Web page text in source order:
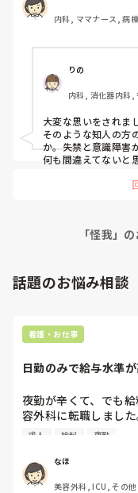
めたいと言ってると施
私が一連の話をして
ば私が辞めます。と
話をしてさっていき
私は今日まで言われ
で、自分が悪かった
ので言い方はキツか
その介護職員に謝っ
思います。
念ですがそれまでの
関の椅子まで 10歩ほ
禁と、意識レベル低
そんな重傷だったの
危険な作業場に連れ
私が 急変した旦那を
ってきてるそうです。
でも、あの時、救急
えって危険だったと
未だに、救急搬送は
て、謝罪の一言もあ
したら 一生残るかも
もう、旦那が可哀想
な言い方で、無理矢
許す事が できない私
訴訟も視野に入れて
す。
内科, ママナース, 病
りの
内科, 消化器内科,
大変な思いをされま
そのような知人の方
か。失禁と意識障害
何も間違えてないと
「怪我」
話題のお悩み相談
看護・お仕事
日勤のみで給与水準
夜勤が辛くて、でも
容外科に転職しました
その後数年働き、現在
病院の求人を見ても
です。
求人 給料 夜勤
なほ
美容外科, ICU, その